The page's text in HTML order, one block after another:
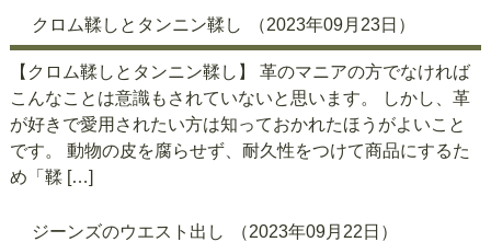
クロム鞣しとタンニン鞣し （2023年09月23日）
【クロム鞣しとタンニン鞣し】 革のマニアの方でなければ
こんなことは意識もされていないと思います。 しかし、革
が好きで愛用されたい方は知っておかれたほうがよいこと
です。 動物の皮を腐らせず、耐久性をつけて商品にするた
め「鞣 […]
ジーンズのウエスト出し （2023年09月22日）